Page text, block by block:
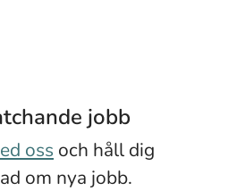
jobb
oss och håll dig
om nya jobb.